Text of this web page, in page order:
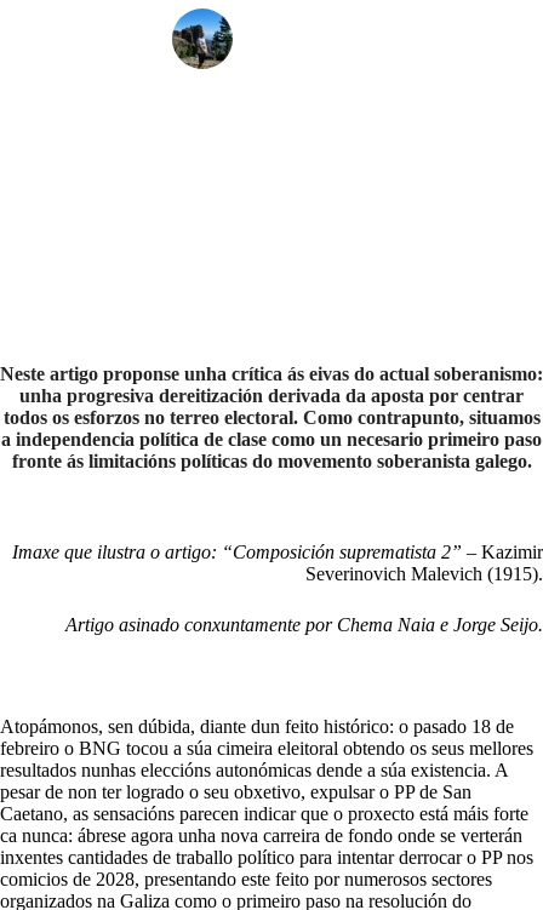
Neste artigo proponse unha crítica ás eivas do actual soberanismo:
unha progresiva dereitización derivada da aposta por centrar
todos os esforzos no terreo electoral. Como contrapunto, situamos
a independencia política de clase como un necesario primeiro paso
fronte ás limitacións políticas do movemento soberanista galego.
Imaxe que ilustra o artigo: “Composición suprematista 2” – Kazimir
Severinovich Malevich (1915).
Artigo asinado conxuntamente por Chema Naia e Jorge Seijo.
Atopámonos, sen dúbida, diante dun feito histórico: o pasado 18 de
febreiro o BNG tocou a súa cimeira eleitoral obtendo os seus mellores
resultados nunhas eleccións autonómicas dende a súa existencia. A
pesar de non ter logrado o seu obxetivo, expulsar o PP de San
Caetano, as sensacións parecen indicar que o proxecto está máis forte
ca nunca: ábrese agora unha nova carreira de fondo onde se verterán
inxentes cantidades de traballo político para intentar derrocar o PP nos
comicios de 2028, presentando este feito por numerosos sectores
organizados na Galiza como o primeiro paso na resolución do